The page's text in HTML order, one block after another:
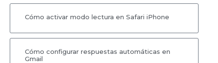
Cómo activar modo lectura en Safari iPhone
Cómo configurar respuestas automáticas en
Gmail